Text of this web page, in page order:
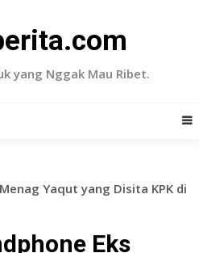
yang Nggak Mau Ribet.
Yaqut yang Disita KPK di
Eks